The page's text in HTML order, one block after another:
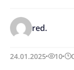
red.
24.01.2025 10